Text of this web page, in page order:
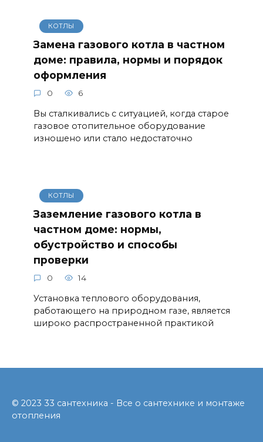
КОТЛЫ
Замена газового котла в частном
доме: правила, нормы и порядок
оформления
0 6
Вы сталкивались с ситуацией, когда старое
газовое отопительное оборудование
изношено или стало недостаточно
КОТЛЫ
Заземление газового котла в
частном доме: нормы,
обустройство и способы
проверки
0 14
Установка теплового оборудования,
работающего на природном газе, является
широко распространенной практикой
© 2023 33 сантехника - Все о сантехнике и монтаже
отопления